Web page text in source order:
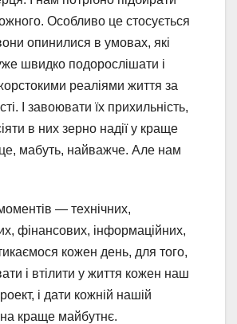
Особливо це стосується
опинилися в умовах, які
швидко подорослішати і
реаліями життя за
І завоювати їх прихильність,
в них зерно надії у краще
мабуть, найважче. Але нам
— технічних,
фінансових, інформаційних,
кожен день, для того,
і втілити у життя кожен наш
і дати кожній нашій
краще майбутнє.